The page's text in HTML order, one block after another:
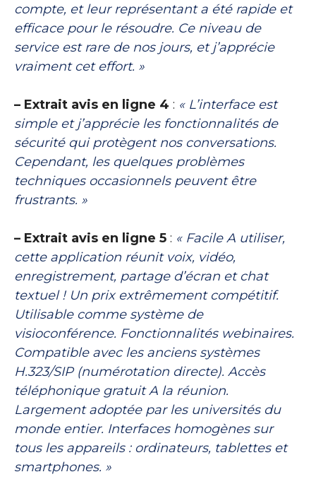
compte, et leur représentant a été rapide et
efficace pour le résoudre. Ce niveau de
service est rare de nos jours, et j’apprécie
vraiment cet effort. »
– Extrait avis en ligne 4 : « L’interface est
simple et j’apprécie les fonctionnalités de
sécurité qui protègent nos conversations.
Cependant, les quelques problèmes
techniques occasionnels peuvent être
frustrants. »
– Extrait avis en ligne 5 : « Facile A utiliser,
cette application réunit voix, vidéo,
enregistrement, partage d’écran et chat
textuel ! Un prix extrêmement compétitif.
Utilisable comme système de
visioconférence. Fonctionnalités webinaires.
Compatible avec les anciens systèmes
H.323/SIP (numérotation directe). Accès
téléphonique gratuit A la réunion.
Largement adoptée par les universités du
monde entier. Interfaces homogènes sur
tous les appareils : ordinateurs, tablettes et
smartphones. »